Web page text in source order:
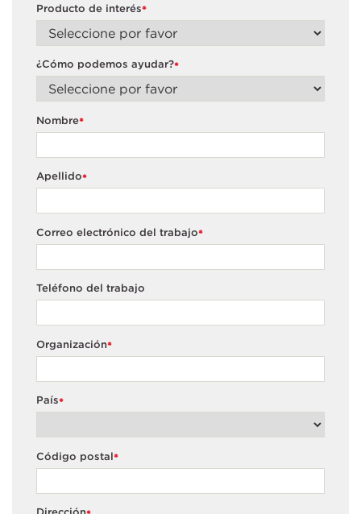
*
Producto de interés
*
¿Cómo podemos ayudar?
*
Nombre
*
Apellido
*
Correo electrónico del trabajo
Teléfono del trabajo
*
Organización
*
País
*
Código postal